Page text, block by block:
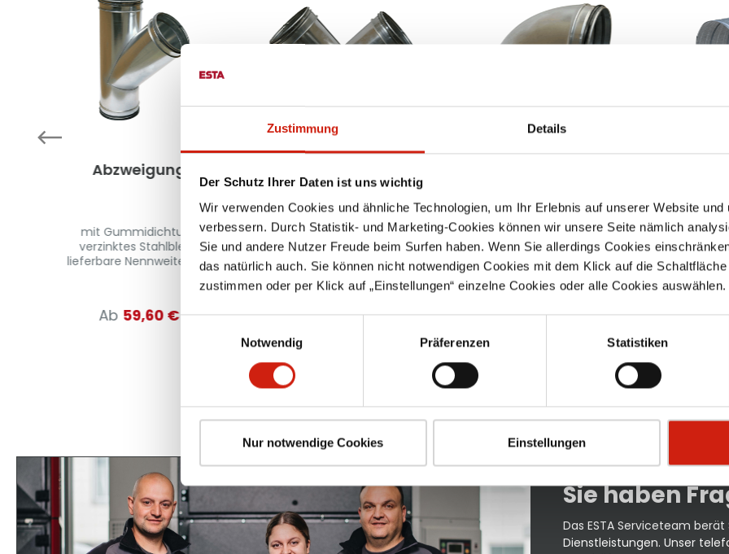
Zustimmung Details
Der Schutz Ihrer Daten ist uns wichtig
Wir verwenden Cookies und ähnliche Technologien, um Ihr Erlebnis auf unserer Website
verbessern. Durch Statistik- und Marketing-Cookies können wir unsere Seite nämlich
Sie und andere Nutzer Freude beim Surfen haben. Wenn Sie allerdings Cookies
das natürlich auch. Sie können nicht notwendigen Cookies mit dem Klick auf die Schaltfläche
zustimmen oder per Klick auf „Einstellungen“ einzelne Cookies oder alle Cookies auswählen.
Notwendig
Präferenzen Statistiken
Nur notwendige Cookies Einstellungen
Abzweigung
mit Gummidichtung
verzinktes Stahlblech
lieferbare Nennweiten: d1:
80 mm – 400 mm, d2: 63
mm – 300 mm – weitere
Ab 59,60 €
mit Gummidichtung
verzinktes Stahlblech
lieferbare Nennweiten: d1:
100 mm – 200 mm, d2: 71
mm – 200 mm – weitere
Ab118,00 €
mit Gummidichtung
verzinktes Stahlblech
lieferbare Nennweiten: 71
mm – 300 mm – weitere
Nennweiten auf Anfrage
Ab29,40 €
oder
- 630
mm
%
Sie haben
Das ESTA Serviceteam
Dienstleistungen. Unser